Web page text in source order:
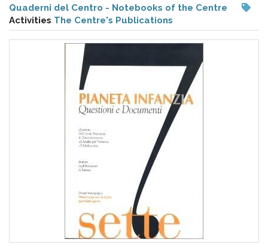
analisi
pr
l'infanzia
l'adolescenza
Quaderni del Centro - Notebooks of the Centre
Activities The Centre's Publications